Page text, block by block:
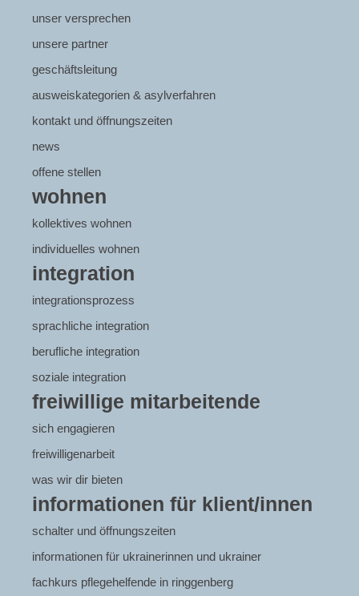
unser versprechen
unsere partner
geschäftsleitung
ausweiskategorien & asylverfahren
kontakt und öffnungszeiten
news
offene stellen
wohnen
kollektives wohnen
individuelles wohnen
integration
integrationsprozess
sprachliche integration
berufliche integration
soziale integration
freiwillige mitarbeitende
sich engagieren
freiwilligenarbeit
was wir dir bieten
informationen für klient/innen
schalter und öffnungszeiten
informationen für ukrainerinnen und ukrainer
fachkurs pflegehelfende in ringgenberg